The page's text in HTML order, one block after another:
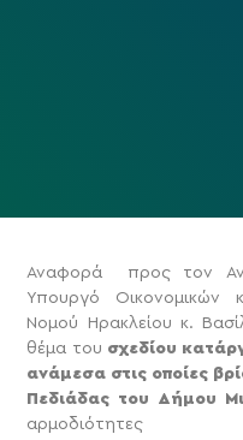
Αναφορά προς τον
Υπουργό Οικονομικών
Νομού Ηρακλείου κ.
θέμα του σχεδίου
ανάμεσα στις οποίες
Πεδιάδας του Δήμου
αρμοδιότητες